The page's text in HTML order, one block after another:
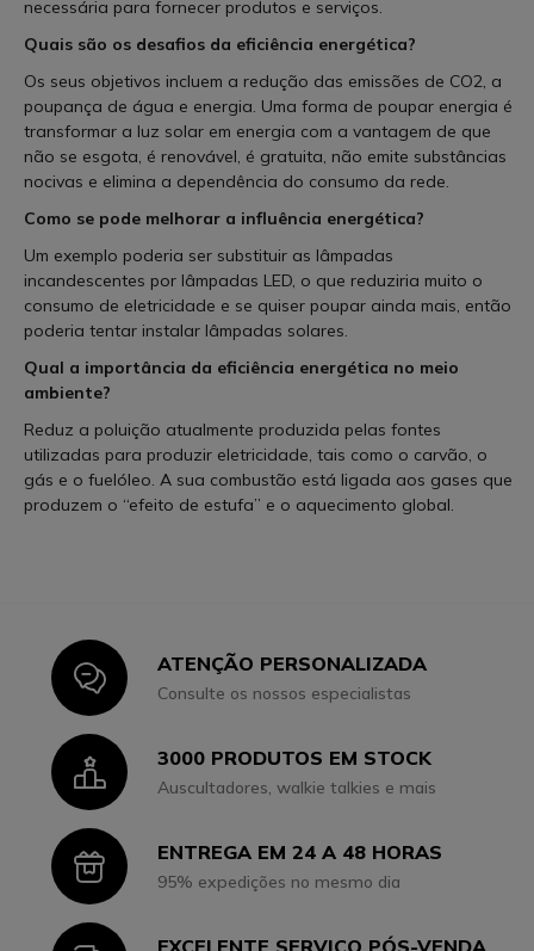
necessária para fornecer produtos e serviços.
Quais são os desafios da eficiência energética?
Os seus objetivos incluem a redução das emissões de CO2, a
poupança de água e energia. Uma forma de poupar energia é
transformar a luz solar em energia com a vantagem de que
não se esgota, é renovável, é gratuita, não emite substâncias
nocivas e elimina a dependência do consumo da rede.
Como se pode melhorar a influência energética?
Um exemplo poderia ser substituir as lâmpadas
incandescentes por lâmpadas LED, o que reduziria muito o
consumo de eletricidade e se quiser poupar ainda mais, então
poderia tentar instalar lâmpadas solares.
Qual a importância da eficiência energética no meio
ambiente?
Reduz a poluição atualmente produzida pelas fontes
utilizadas para produzir eletricidade, tais como o carvão, o
gás e o fuelóleo. A sua combustão está ligada aos gases que
produzem o “efeito de estufa” e o aquecimento global.
IconATENÇÃO PERSONALIZADA
Consulte os nossos especialistas
Icon3000 PRODUTOS EM STOCK
Auscultadores, walkie talkies e mais
IconENTREGA EM 24 A 48 HORAS
95% expedições no mesmo dia